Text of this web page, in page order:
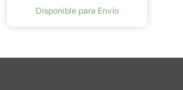
Disponible para Envío